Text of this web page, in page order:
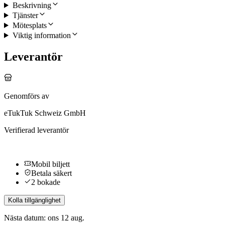
Beskrivning
Tjänster
Mötesplats
Viktig information
Leverantör
Genomförs av
eTukTuk Schweiz GmbH
Verifierad leverantör
Mobil biljett
Betala säkert
2 bokade
Kolla tillgänglighet
Nästa datum: ons 12 aug.